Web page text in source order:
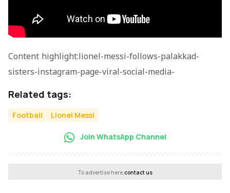
Content highlight:lionel-messi-follows-palakkad-
sisters-instagram-page-viral-social-media-
Related tags:
Football Lionel Messi
Join WhatsApp Channel
To advertise here,contact us